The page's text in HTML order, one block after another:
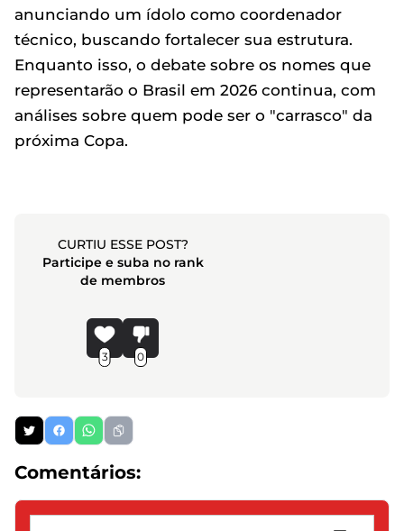
anunciando um ídolo como coordenador
técnico, buscando fortalecer sua estrutura.
Enquanto isso, o debate sobre os nomes que
representarão o Brasil em 2026 continua, com
análises sobre quem pode ser o "carrasco" da
próxima Copa.
CURTIU ESSE POST?
Participe e suba no rank
de membros
3 0
Comentários: